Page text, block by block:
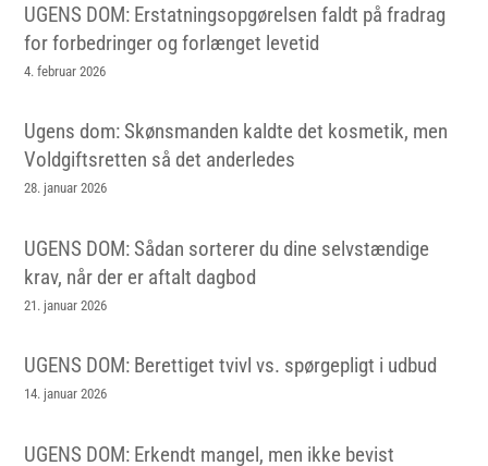
UGENS DOM: Erstatningsopgørelsen faldt på fradrag
for forbedringer og forlænget levetid
4. februar 2026
Ugens dom: Skønsmanden kaldte det kosmetik, men
Voldgiftsretten så det anderledes
28. januar 2026
UGENS DOM: Sådan sorterer du dine selvstændige
krav, når der er aftalt dagbod
21. januar 2026
UGENS DOM: Berettiget tvivl vs. spørgepligt i udbud
14. januar 2026
UGENS DOM: Erkendt mangel, men ikke bevist